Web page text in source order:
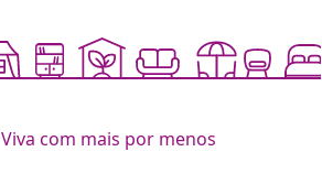
Viva com mais por menos